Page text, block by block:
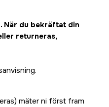
När du bekräftat din
returneras,
mäter ni först fram